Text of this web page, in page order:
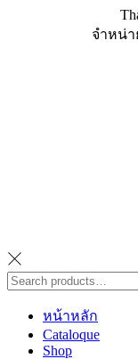
จำหน่
Search
for:>
หน้าหลัก
Cataloque
Shop